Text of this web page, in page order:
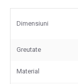
Dimensiuni
Greutate
Material